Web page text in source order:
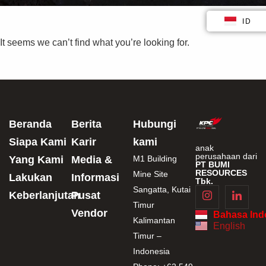
It seems we can’t find what you’re looking for.
anak
perusahaan dari
PT BUMI
RESOURCES
Tbk.
Bahasa
English
Beranda
Siapa Kami
Yang Kami
Lakukan
Keberlanjutan
Berita
Karir
Media &
Informasi
Pusat
Vendor
Hubungi
kami
M1 Building
Mine Site
Sangatta, Kutai
Timur
Kalimantan
Timur –
Indonesia
ID
EN